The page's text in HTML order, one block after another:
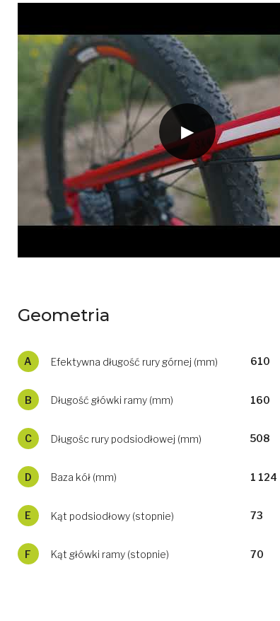
Geometria
A Efektywna długość rury górnej (mm) 610
B Długość główki ramy (mm) 160
C Długośc rury podsiodłowej (mm) 508
D Baza kół (mm) 1 124
E Kąt podsiodłowy (stopnie) 73
F Kąt główki ramy (stopnie) 70